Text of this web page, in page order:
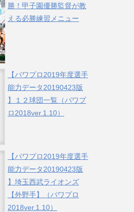
勝！甲子園優勝監督が教
える必勝練習メニュー
【パワプロ2019年度選手
能力データ20190423版
】１２球団一覧（パワプ
ロ2018ver.1.10）
【パワプロ2019年度選手
能力データ20190423版
】埼玉西武ライオンズ
【外野手】（パワプロ
2018ver.1.10）